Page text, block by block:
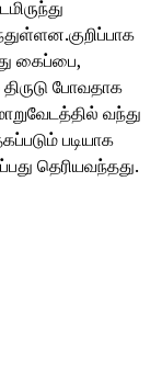
கைப்பை,
போவதாக
வந்து
படியாக
தெரியவந்தது.